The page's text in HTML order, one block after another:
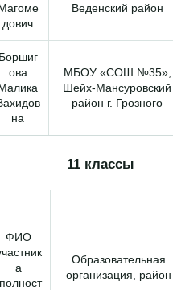
дович
Веденский район
Боршиг
ова
на
МБОУ «СОШ №35»,
Шейх-Мансуровский
район г. Грозного
11 классы
ФИО
а
Образовательная
организация, район